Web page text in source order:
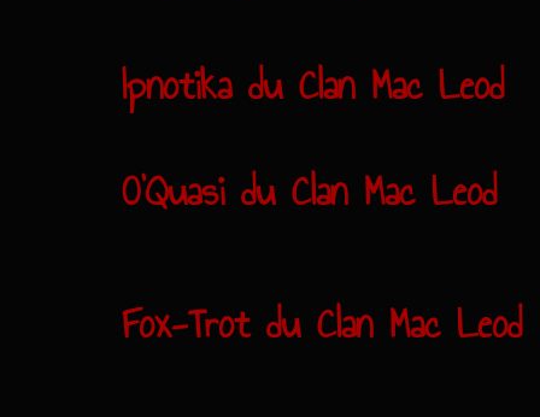
Ipnotika du Clan Mac Leod
O'Quasi du Clan Mac Leod
Fox-Trot du Clan Mac Leod